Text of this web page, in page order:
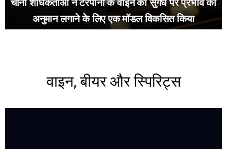
चीनी शोधकर्ताओं ने टरपीनों के वाइन की सुगंध पर प्रभाव का
अनुमान लगाने के लिए एक मॉडल विकसित किया
वाइन, बीयर और स्पिरिट्स